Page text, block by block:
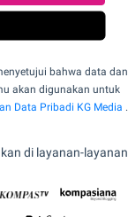
bahwa data dan
akan digunakan untuk
Data Pribadi KG Media .
di layanan-layanan